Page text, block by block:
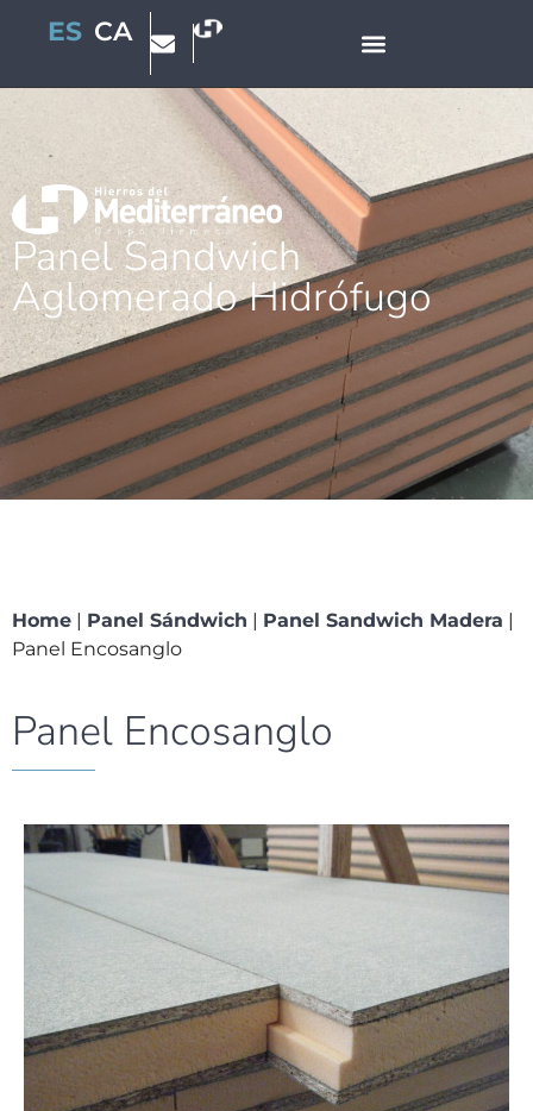
ES CA
Panel Sandwich
Aglomerado Hidrófugo
Home | Panel Sándwich | Panel Sandwich Madera |
Panel Encosanglo
Panel Encosanglo